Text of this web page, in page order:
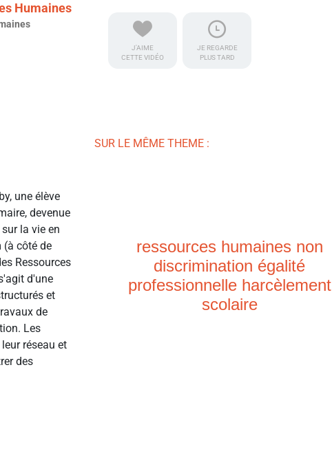
Humaines
une élève
devenue
la vie en
(à côté de
Ressources
d'une
et
de
Les
réseau et
des
J'AIME
CETTE VIDÉO
JE REGARDE
PLUS TARD
SUR LE MÊME THEME :
ressources humaines non
discrimination égalité
professionnelle harcèlement
scolaire